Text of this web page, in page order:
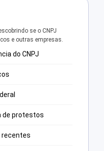
se o CNPJ
e outras empresas.
do CNPJ
de protestos
recentes